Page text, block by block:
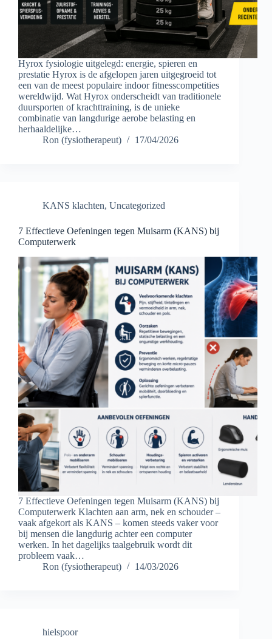
Hyrox fysiologie uitgelegd: energie, spieren en
prestatie Hyrox is de afgelopen jaren uitgegroeid tot
een van de meest populaire indoor fitnesscompetities
wereldwijd. Wat Hyrox onderscheidt van traditionele
duursporten of krachttraining, is de unieke
combinatie van langdurige aerobe belasting en
herhaaldelijke…
Ron (fysiotherapeut)
17/04/2026
KANS klachten, Uncategorized
7 Effectieve Oefeningen tegen Muisarm (KANS) bij
Computerwerk
7 Effectieve Oefeningen tegen Muisarm (KANS) bij
Computerwerk Klachten aan arm, nek en schouder –
vaak afgekort als KANS – komen steeds vaker voor
bij mensen die langdurig achter een computer
werken. In het dagelijks taalgebruik wordt dit
probleem vaak…
Ron (fysiotherapeut)
14/03/2026
hielspoor